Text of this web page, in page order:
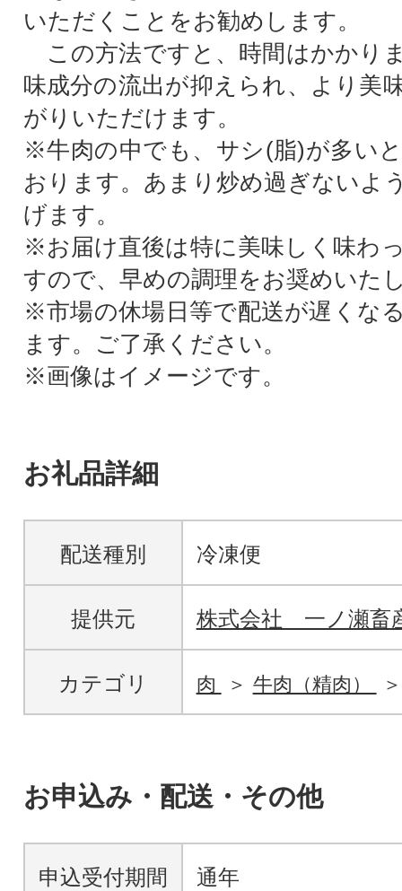
いただくことをお勧めします。
この方法ですと、時間はかかり
味成分の流出が抑えられ、より美
がりいただけます。
※牛肉の中でも、サシ(脂)が多い
おります。あまり炒め過ぎないよ
げます。
※お届け直後は特に美味しく味わ
すので、早めの調理をお奨めいた
※市場の休場日等で配送が遅くな
ます。ご了承ください。
※画像はイメージです。
お礼品詳細
配送種別 冷凍便
提供元 株式会社 一ノ瀬畜
カテゴリ 肉 牛肉（精肉）
お申込み・配送・その他
申込受付期間 通年